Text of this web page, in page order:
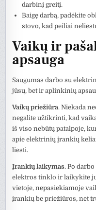
darbinį greitį.
Baigę darbą, padėkite
stovo, kad peiliai
Vaikų ir
apsauga
Saugumas darbo su
jūsų, bet ir aplinkinių
Vaikų priežiūra. Niekada
negalite užtikrinti, kad
iš viso nebūtų patalpoje,
apie elektrinių įrankių
liesti.
Įrankių laikymas. Po
elektros tinklo ir laikykite
vietoje, nepasiekiamoje
įrankių be priežiūros, net